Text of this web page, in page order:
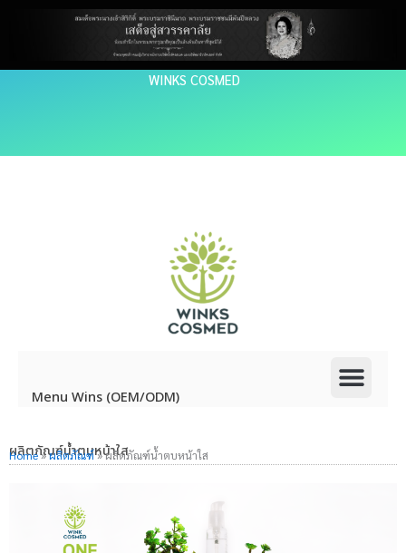
WINKS COSMED
Menu Wins (OEM/ODM)
ผลิตภัณฑ์น้ำตบหน้าใส
Home»ผลิตภัณฑ์»ผลิตภัณฑ์น้ำตบหน้าใส